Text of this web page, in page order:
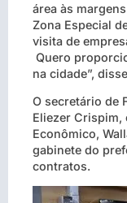
área às
Zona Especial
visita de
Quero
na cidade”,
O secretário de
Eliezer Crispim,
Econômico,
gabinete do
contratos.